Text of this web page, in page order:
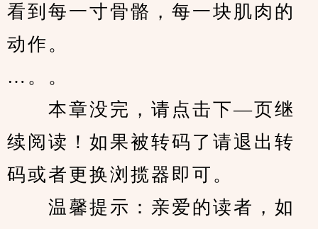
看到每一寸骨骼，每一块肌肉的
动作。
…。。
本章没完，请点击下—页继
续阅读！如果被转码了请退出转
码或者更换浏揽器即可。
温馨提示：亲爱的读者，如